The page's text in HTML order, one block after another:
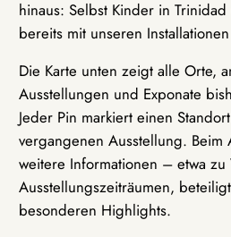
hinaus: Selbst Kinder in
bereits mit unseren
Die Karte unten zeigt alle Orte,
Ausstellungen und Exponate
Jeder Pin markiert einen
vergangenen Ausstellung. Beim
weitere Informationen – etwa zu
Ausstellungszeiträumen,
besonderen Highlights.